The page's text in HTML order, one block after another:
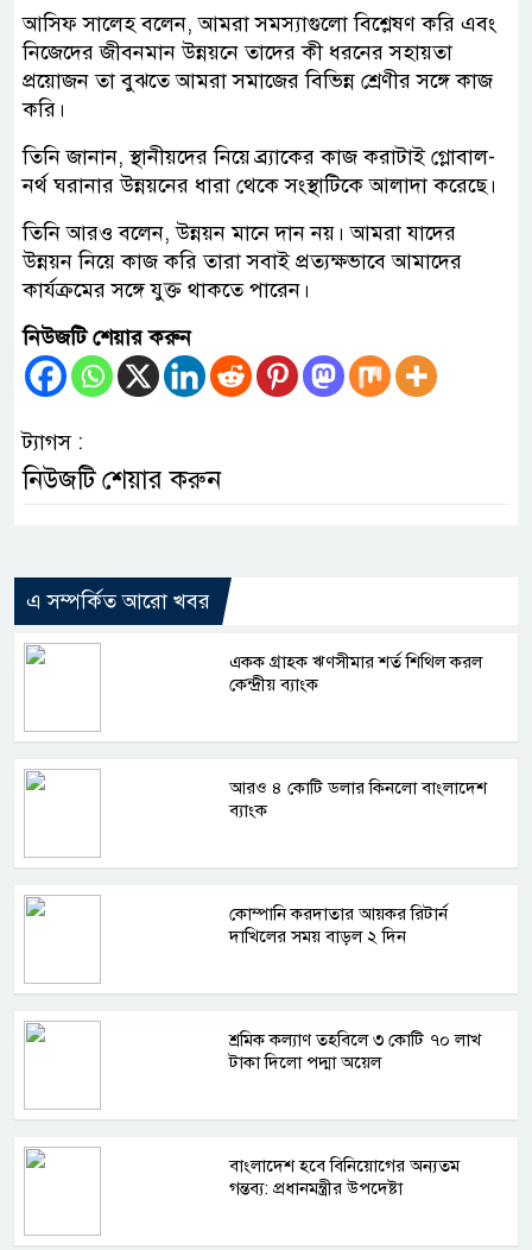
আসিফ সালেহ বলেন, আমরা সমস্যাগুলো বিশ্লেষণ করি এবং
নিজেদের জীবনমান উন্নয়নে তাদের কী ধরনের সহায়তা
প্রয়োজন তা বুঝতে আমরা সমাজের বিভিন্ন শ্রেণীর সঙ্গে কাজ
করি।
তিনি জানান, স্থানীয়দের নিয়ে ব্র্যাকের কাজ করাটাই গ্লোবাল-
নর্থ ঘরানার উন্নয়নের ধারা থেকে সংস্থাটিকে আলাদা করেছে।
তিনি আরও বলেন, উন্নয়ন মানে দান নয়। আমরা যাদের
উন্নয়ন নিয়ে কাজ করি তারা সবাই প্রত্যক্ষভাবে আমাদের
কার্যক্রমের সঙ্গে যুক্ত থাকতে পারেন।
নিউজটি শেয়ার করুন
ট্যাগস :
নিউজটি শেয়ার করুন
এ সম্পর্কিত আরো খবর
একক গ্রাহক ঋণসীমার শর্ত শিথিল করল
কেন্দ্রীয় ব্যাংক
আরও ৪ কোটি ডলার কিনলো বাংলাদেশ
ব্যাংক
কোম্পানি করদাতার আয়কর রিটার্ন
দাখিলের সময় বাড়ল ২ দিন
শ্রমিক কল্যাণ তহবিলে ৩ কোটি ৭০ লাখ
টাকা দিলো পদ্মা অয়েল
বাংলাদেশ হবে বিনিয়োগের অন্যতম
গন্তব্য: প্রধানমন্ত্রীর উপদেষ্টা